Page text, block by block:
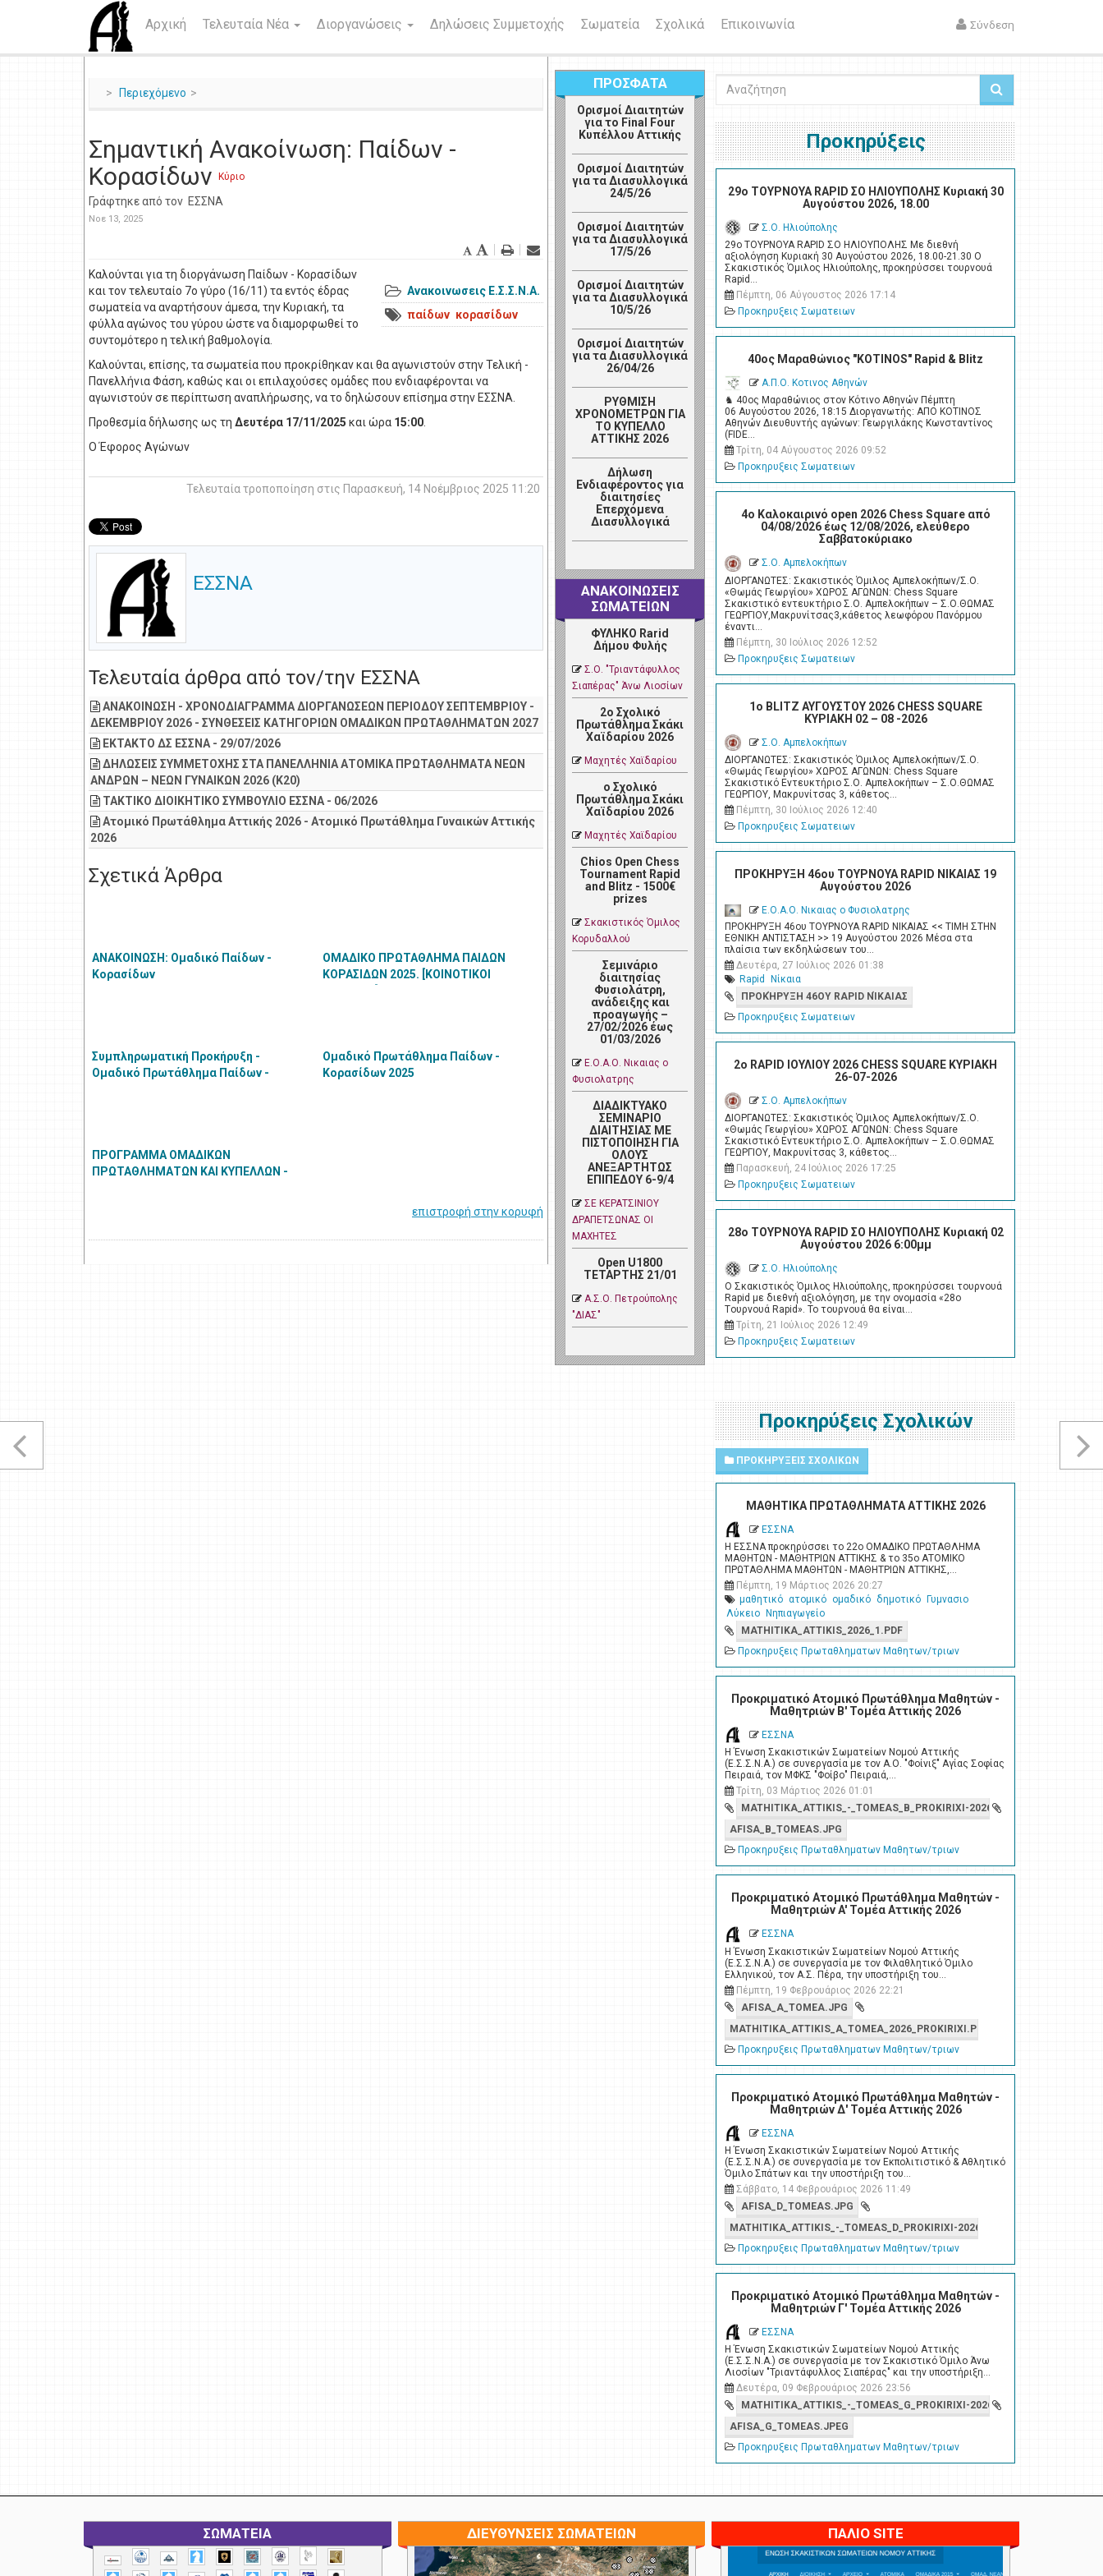
Αρχική Τελευταία Νέα Διοργανώσεις Δηλώσεις Συμμετοχής Σωματεία Σχολικά Επικοινωνία Σύνδεση
Περιεχόμενο
Σημαντική Ανακοίνωση: Παίδων -
Κορασίδων
Κύριο
Γράφτηκε από τον ΕΣΣΝΑ
Νοε 13, 2025
Ανακοινωσεις Ε.Σ.Σ.Ν.Α.
παίδων κορασίδων
Καλούνται για τη διοργάνωση Παίδων - Κορασίδων
και τον τελευταίο 7ο γύρο (16/11) τα εντός έδρας
σωματεία να αναρτήσουν άμεσα, την Κυριακή, τα
φύλλα αγώνος του γύρου ώστε να διαμορφωθεί το
συντομότερο η τελική βαθμολογία.
Καλούνται, επίσης, τα σωματεία που προκρίθηκαν και θα αγωνιστούν στην Τελική -
Πανελλήνια Φάση, καθώς και οι επιλαχούσες ομάδες που ενδιαφέρονται να
αγωνιστούν σε περίπτωση αναπλήρωσης, να το δηλώσουν επίσημα στην ΕΣΣΝΑ.
Προθεσμία δήλωσης ως τη Δευτέρα 17/11/2025 και ώρα 15:00
Ο Έφορος Αγώνων
Τελευταία τροποποίηση στις Παρασκευή, 14 Νοέμβριος 2025 11:20
ΕΣΣΝΑ
Τελευταία άρθρα από τον/την ΕΣΣΝΑ
ΑΝΑΚΟΙΝΩΣΗ - ΧΡΟΝΟΔΙΑΓΡΑΜΜΑ ΔΙΟΡΓΑΝΩΣΕΩΝ ΠΕΡΙΟΔΟΥ ΣΕΠΤΕΜΒΡΙΟΥ -
ΔΕΚΕΜΒΡΙΟΥ 2026 - ΣΥΝΘΕΣΕΙΣ ΚΑΤΗΓΟΡΙΩΝ ΟΜΑΔΙΚΩΝ ΠΡΩΤΑΘΛΗΜΑΤΩΝ 2027
ΕΚΤΑΚΤΟ ΔΣ ΕΣΣΝΑ - 29/07/2026
ΔΗΛΩΣΕΙΣ ΣΥΜΜΕΤΟΧΗΣ ΣΤΑ ΠΑΝΕΛΛΗΝΙΑ ΑΤΟΜΙΚΑ ΠΡΩΤΑΘΛΗΜΑΤΑ ΝΕΩΝ
ΑΝΔΡΩΝ – ΝΕΩΝ ΓΥΝΑΙΚΩΝ 2026 (Κ20)
ΤΑΚΤΙΚΟ ΔΙΟΙΚΗΤΙΚΟ ΣΥΜΒΟΥΛΙΟ ΕΣΣΝΑ - 06/2026
Ατομικό Πρωτάθλημα Αττικής 2026 - Ατομικό Πρωτάθλημα Γυναικών Αττικής
2026
Σχετικά Άρθρα
ΑΝΑΚΟΙΝΩΣΗ: Ομαδικό Παίδων -
Κορασίδων
ΟΜΑΔΙΚΟ ΠΡΩΤΑΘΛΗΜΑ ΠΑΙΔΩΝ
ΚΟΡΑΣΙΔΩΝ 2025. [ΚΟΙΝΟΤΙΚΟΙ
Συμπληρωματική Προκήρυξη -
Ομαδικό Πρωτάθλημα Παίδων -
Ομαδικό Πρωτάθλημα Παίδων -
Κορασίδων 2025
ΠΡΟΓΡΑΜΜΑ ΟΜΑΔΙΚΩΝ
ΠΡΩΤΑΘΛΗΜΑΤΩΝ ΚΑΙ ΚΥΠΕΛΛΩΝ -
επιστροφή στην κορυφή
ΠΡΟΣΦΑΤΑ
Ορισμοί Διαιτητών
για το Final Four
Κυπέλλου Αττικής
Ορισμοί Διαιτητών
για τα Διασυλλογικά
24/5/26
Ορισμοί Διαιτητών
για τα Διασυλλογικά
17/5/26
Ορισμοί Διαιτητών
για τα Διασυλλογικά
10/5/26
Ορισμοί Διαιτητών
για τα Διασυλλογικά
26/04/26
ΡΥΘΜΙΣΗ
ΧΡΟΝΟΜΕΤΡΩΝ ΓΙΑ
ΤΟ ΚΥΠΕΛΛΟ
ΑΤΤΙΚΗΣ 2026
Δήλωση
Ενδιαφέροντος για
διαιτησίες
Επερχόμενα
Διασυλλογικά
ΑΝΑΚΟΙΝΩΣΕΙΣ
ΣΩΜΑΤΕΙΩΝ
ΦΥΛΗΚΟ Rarid
Δήμου Φυλής
Σ.Ο. "Τριαντάφυλλος
Σιαπέρας" Άνω Λιοσίων
2ο Σχολικό
Πρωτάθλημα Σκάκι
Χαϊδαρίου 2026
Μαχητές Χαϊδαρίου
ο Σχολικό
Πρωτάθλημα Σκάκι
Χαϊδαρίου 2026
Μαχητές Χαϊδαρίου
Chios Open Chess
Tournament Rapid
and Blitz - 1500€
prizes
Σκακιστικός Όμιλος
Κορυδαλλού
Σεμινάριο
διαιτησίας
Φυσιολάτρη,
ανάδειξης και
προαγωγής –
27/02/2026 έως
01/03/2026
Ε.Ο.Α.Ο. Νικαιας ο
Φυσιολατρης
ΔΙΑΔΙΚΤΥΑΚΟ
ΣΕΜΙΝΑΡΙΟ
ΔΙΑΙΤΗΣΙΑΣ ΜΕ
ΠΙΣΤΟΠΟΙΗΣΗ ΓΙΑ
ΟΛΟΥΣ
ΑΝΕΞΑΡΤΗΤΩΣ
ΕΠΙΠΕΔΟΥ 6-9/4
ΣΕ ΚΕΡΑΤΣΙΝΙΟΥ
ΔΡΑΠΕΤΣΩΝΑΣ ΟΙ
ΜΑΧΗΤΕΣ
Open U1800
ΤΕΤΑΡΤΗΣ 21/01
Α.Σ.Ο. Πετρoύπολης
"ΔΙΑΣ"
Προκηρύξεις
29ο ΤΟΥΡΝΟΥΑ RAPID ΣΟ ΗΛΙΟΥΠΟΛΗΣ Κυριακή 30
Αυγούστου 2026, 18.00
Σ.Ο. Ηλιούπολης
29ο ΤΟΥΡΝΟΥΑ RAPID ΣΟ ΗΛΙΟΥΠΟΛΗΣ Με διεθνή
αξιολόγηση Κυριακή 30 Αυγούστου 2026, 18.00-21.30 Ο
Σκακιστικός Όμιλος Ηλιούπολης, προκηρύσσει τουρνουά
Rapid…
Πέμπτη, 06 Αύγουστος 2026 17:14
Προκηρυξεις Σωματειων
40ος Μαραθώνιος "KOTINOS" Rapid & Blitz
Α.Π.Ο. Κοτινος Αθηνών
♞ 40ος Μαραθώνιος στον Κότινο Αθηνών Πέμπτη
06 Αυγούστου 2026, 18:15 Διοργανωτής: ΑΠΟ ΚΟΤΙΝΟΣ
Αθηνών Διευθυντής αγώνων: Γεωργιλάκης Κωνσταντίνος
(FIDE…
Τρίτη, 04 Αύγουστος 2026 09:52
Προκηρυξεις Σωματειων
4o Καλοκαιρινό open 2026 Chess Square από
04/08/2026 έως 12/08/2026, ελεύθερο
Σαββατοκύριακο
Σ.Ο. Αμπελοκήπων
ΔΙΟΡΓΑΝΩΤΕΣ: Σκακιστικός Όμιλος Αμπελοκήπων/Σ.Ο.
«Θωμάς Γεωργίου» ΧΩΡΟΣ ΑΓΩΝΩΝ: Chess Square
Σκακιστικό εντευκτήριο Σ.Ο. Αμπελοκήπων – Σ.Ο.ΘΩΜΑΣ
ΓΕΩΡΓΙΟΥ,Μακρυνίτσας3,κάθετος λεωφόρου Πανόρμου
έναντι…
Πέμπτη, 30 Ιούλιος 2026 12:52
Προκηρυξεις Σωματειων
1ο BLITZ ΑΥΓΟΥΣΤΟΥ 2026 CHESS SQUARE
ΚΥΡΙΑΚΗ 02 – 08 -2026
Σ.Ο. Αμπελοκήπων
ΔΙΟΡΓΑΝΩΤΕΣ: Σκακιστικός Όμιλος Αμπελοκήπων/Σ.Ο.
«Θωμάς Γεωργίου» ΧΩΡΟΣ ΑΓΩΝΩΝ: Chess Square
Σκακιστικό Εντευκτήριο Σ.Ο. Αμπελοκήπων – Σ.Ο.ΘΩΜΑΣ
ΓΕΩΡΓΙΟΥ, Μακρυνίτσας 3, κάθετος…
Πέμπτη, 30 Ιούλιος 2026 12:40
Προκηρυξεις Σωματειων
ΠΡΟΚΗΡΥΞΗ 46ου ΤΟΥΡΝΟΥΑ RAPID ΝΙΚΑΙΑΣ 19
Αυγούστου 2026
Ε.Ο.Α.Ο. Νικαιας ο Φυσιολατρης
ΠΡΟΚΗΡΥΞΗ 46ου ΤΟΥΡΝΟΥΑ RAPID ΝΙΚΑΙΑΣ << ΤΙΜΗ ΣΤΗΝ
ΕΘΝΙΚΗ ΑΝΤΙΣΤΑΣΗ >> 19 Αυγούστου 2026 Μέσα στα
πλαίσια των εκδηλώσεων του…
Δευτέρα, 27 Ιούλιος 2026 01:38
Rapid
Νίκαια
ΠΡΟΚΉΡΥΞΗ 46ΟΥ RAPID ΝΊΚΑΙΑΣ
Προκηρυξεις Σωματειων
2o RAPID ΙΟΥΛΙΟΥ 2026 CHESS SQUARE ΚΥΡΙΑΚΗ
26-07-2026
Σ.Ο. Αμπελοκήπων
ΔΙΟΡΓΑΝΩΤΕΣ: Σκακιστικός Όμιλος Αμπελοκήπων/Σ.Ο.
«Θωμάς Γεωργίου» ΧΩΡΟΣ ΑΓΩΝΩΝ: Chess Square
Σκακιστικό Εντευκτήριο Σ.Ο. Αμπελοκήπων – Σ.Ο.ΘΩΜΑΣ
ΓΕΩΡΓΙΟΥ, Μακρυνίτσας 3, κάθετος…
Παρασκευή, 24 Ιούλιος 2026 17:25
Προκηρυξεις Σωματειων
28ο ΤΟΥΡΝΟΥΑ RAPID ΣΟ ΗΛΙΟΥΠΟΛΗΣ Κυριακή 02
Αυγούστου 2026 6:00μμ
Σ.Ο. Ηλιούπολης
Ο Σκακιστικός Όμιλος Ηλιούπολης, προκηρύσσει τουρνουά
Rapid με διεθνή αξιολόγηση, με την ονομασία «28ο
Tουρνουά Rapid». Το τουρνουά θα είναι…
Τρίτη, 21 Ιούλιος 2026 12:49
Προκηρυξεις Σωματειων
Προκηρύξεις Σχολικών
ΠΡΟΚΗΡΥΞΕΙΣ ΣΧΟΛΙΚΩΝ
ΜΑΘΗΤΙΚΑ ΠΡΩΤΑΘΛΗΜΑΤΑ ΑΤΤΙΚΗΣ 2026
ΕΣΣΝΑ
Η ΕΣΣΝΑ προκηρύσσει το 22ο ΟΜΑΔΙΚΟ ΠΡΩΤΑΘΛΗΜΑ
ΜΑΘΗΤΩΝ - ΜΑΘΗΤΡΙΩΝ ΑΤΤΙΚΗΣ & το 35ο ΑΤΟΜΙΚΟ
ΠΡΩΤΑΘΛΗΜΑ ΜΑΘΗΤΩΝ - ΜΑΘΗΤΡΙΩΝ ΑΤΤΙΚΗΣ,…
Πέμπτη, 19 Μάρτιος 2026 20:27
μαθητικό ατομικό ομαδικό δημοτικό
Γυμνασιο
Λύκειο
Νηπιαγωγείο
MATHITIKA_ATTIKIS_2026_1.PDF
Προκηρυξεις Πρωταθληματων Μαθητων/τριων
Προκριματικό Ατομικό Πρωτάθλημα Μαθητών -
Μαθητριών Β' Τομέα Αττικής 2026
ΕΣΣΝΑ
Η Ένωση Σκακιστικών Σωματείων Νομού Αττικής
(Ε.Σ.Σ.Ν.Α.) σε συνεργασία με τον Α.Ο. "Φοίνιξ" Αγίας Σοφίας
Πειραιά, τον ΜΦΚΣ "Φοίβο" Πειραιά,…
Τρίτη, 03 Μάρτιος 2026 01:01
MATHITIKA_ATTIKIS_-_TOMEAS_B_PROKIRIXI-2026.PDF
AFISA_B_TOMEAS.JPG
Προκηρυξεις Πρωταθληματων Μαθητων/τριων
Προκριματικό Ατομικό Πρωτάθλημα Μαθητών -
Μαθητριών A' Τομέα Αττικής 2026
ΕΣΣΝΑ
Η Ένωση Σκακιστικών Σωματείων Νομού Αττικής
(Ε.Σ.Σ.Ν.Α.) σε συνεργασία με τον Φιλαθλητικό Όμιλο
Ελληνικού, τον Α.Σ. Πέρα, την υποστήριξη του…
Πέμπτη, 19 Φεβρουάριος 2026 22:21
AFISA_A_TOMEA.JPG
MATHITIKA_ATTIKIS_A_TOMEA_2026_PROKIRIXI.PDF
Προκηρυξεις Πρωταθληματων Μαθητων/τριων
Προκριματικό Ατομικό Πρωτάθλημα Μαθητών -
Μαθητριών Δ' Τομέα Αττικής 2026
ΕΣΣΝΑ
Η Ένωση Σκακιστικών Σωματείων Νομού Αττικής
(Ε.Σ.Σ.Ν.Α.) σε συνεργασία με τον Εκπολιτιστικό & Αθλητικό
Όμιλο Σπάτων και την υποστήριξη του…
Σάββατο, 14 Φεβρουάριος 2026 11:49
AFISA_D_TOMEAS.JPG
MATHITIKA_ATTIKIS_-_TOMEAS_D_PROKIRIXI-2026.PDF
Προκηρυξεις Πρωταθληματων Μαθητων/τριων
Προκριματικό Ατομικό Πρωτάθλημα Μαθητών -
Μαθητριών Γ' Τομέα Αττικής 2026
ΕΣΣΝΑ
Η Ένωση Σκακιστικών Σωματείων Νομού Αττικής
(Ε.Σ.Σ.Ν.Α.) σε συνεργασία με τον Σκακιστικό Όμιλο Άνω
Λιοσίων "Τριαντάφυλλος Σιαπέρας" και την υποστήριξη…
Δευτέρα, 09 Φεβρουάριος 2026 23:56
MATHITIKA_ATTIKIS_-_TOMEAS_G_PROKIRIXI-2026_01_1.PDF
AFISA_G_TOMEAS.JPEG
Προκηρυξεις Πρωταθληματων Μαθητων/τριων
ΣΩΜΑΤΕΙΑ ΔΙΕΥΘΥΝΣΕΙΣ ΣΩΜΑΤΕΙΩΝ ΠΑΛΙΟ SITE